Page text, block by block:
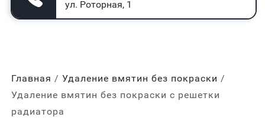
ул. Роторная, 1
Главная
Удаление вмятин без покраски
Удаление вмятин без покраски с решетки
радиатора